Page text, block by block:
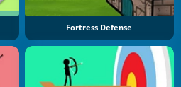
Fortress Defense